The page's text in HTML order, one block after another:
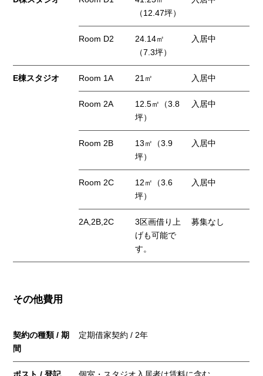
（12.47坪）
Room D2
24.14㎡
（7.3坪）
入居中
E棟スタジオ Room 1A 21㎡ 入居中
Room 2A
12.5㎡（3.8
坪）
入居中
Room 2B
13㎡（3.9
坪）
入居中
Room 2C
12㎡（3.6
坪）
入居中
2A,2B,2C
3区画借り上
げも可能で
す。
募集なし
その他費用
契約の種類 / 期
間
定期借家契約 / 2年
ポスト / 登記 個室・スタジオ入居者は賃料に含む